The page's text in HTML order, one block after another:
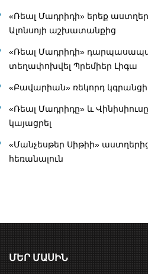
«Ռեալ Մադրիդի» երեք
Ալոնսոյի աշխատանքից
«Ռեալ Մադրիդի»
տեղափոխվել Պրեմիեր Լիգա
«Բավարիան» ռեկորդ կգրանցի
«Ռեալ Մադրիդը» և
կայացրել
«Մանչեսթեր Սիթիի»
հեռանալուն
ՄԵՐ ՄԱՍԻՆ